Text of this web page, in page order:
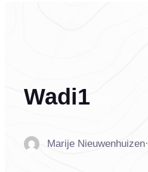
Wadi1
Marije Nieuwenhuizen·